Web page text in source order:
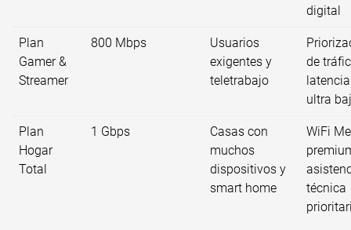
digital
Plan
Gamer &
Streamer
800 Mbps
Usuarios
exigentes y
teletrabajo
de
latencia
ultra
Plan
Hogar
Total
1 Gbps
Casas con
muchos
dispositivos y
smart home
WiFi
técnica